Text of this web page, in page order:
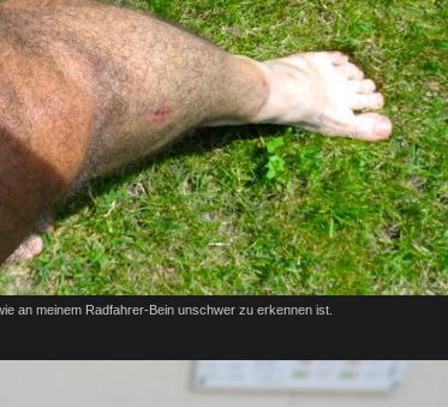
an meinem Radfahrer-Bein unschwer zu erkennen ist.